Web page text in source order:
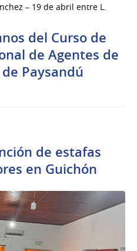
– 19 de abril entre L.
del Curso de
de Agentes de
Paysandú
de estafas
en Guichón